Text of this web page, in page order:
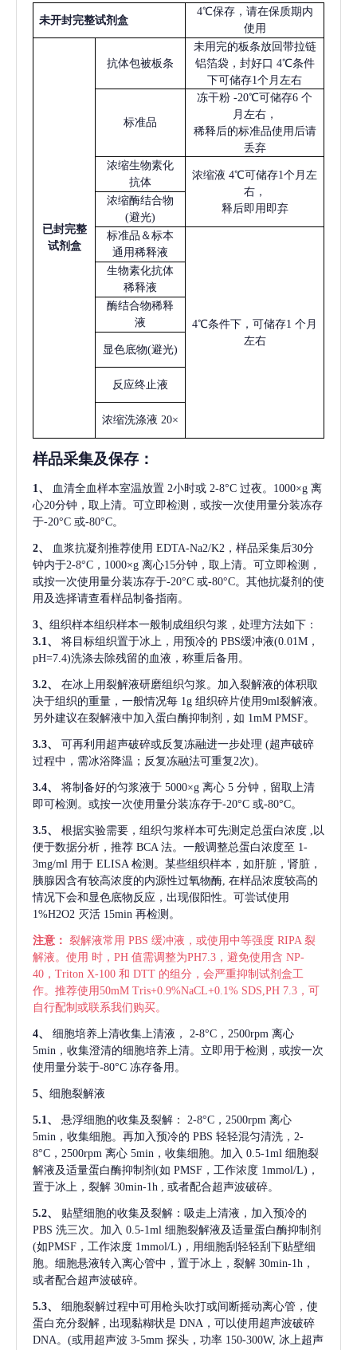
未开封完整试剂盒
4℃保存，请在保质期内
使用
已封完整
试剂盒
抗体包被板条
未用完的板条放回带拉链
铝箔袋，封好口 4℃条件
下可储存1个月左右
标准品
冻干粉 -20℃可储存6 个
月左右，
稀释后的标准品使用后请
丢弃
浓缩生物素化
抗体
浓缩液 4℃可储存1个月左
右，
释后即用即弃
浓缩酶结合物
(避光)
标准品＆标本
通用稀释液
4℃条件下，可储存1 个月
左右
生物素化抗体
稀释液
酶结合物稀释
液
显色底物(避光)
反应终止液
浓缩洗涤液 20×
样品采集及保存 ：
1、 血清全血样本室温放置 2小时或 2-8°C 过夜。1000×g 离
心20分钟，取上清。可立即检测，或按一次使用量分装冻存
于-20°C 或-80°C。
2、 血浆抗凝剂推荐使用 EDTA-Na2/K2，样品采集后30分
钟内于2-8°C，1000×g 离心15分钟，取上清。可立即检测，
或按一次使用量分装冻存于-20°C 或-80°C。其他抗凝剂的使
用及选择请查看样品制备指南。
3、 组织样本组织样本一般制成组织匀浆，处理方法如下：
3.1、
将目标组织置于冰上，用预冷的 PBS缓冲液(0.01M，
pH=7.4)洗涤去除残留的血液，称重后备用。
3.2、
在冰上用裂解液研磨组织匀浆。加入裂解液的体积取
决于组织的重量，一般情况每 1g 组织碎片使用9ml裂解液。
另外建议在裂解液中加入蛋白酶抑制剂，如 1mM PMSF。
3.3、 可再利用超声破碎或反复冻融进一步处理 (超声破碎
过程中，需冰浴降温；反复冻融法可重复2次)。
3.4、 将制备好的匀浆液于 5000×g 离心 5 分钟，留取上清
即可检测。或按一次使用量分装冻存于-20°C 或-80°C。
3.5、 根据实验需要，组织匀浆样本可先测定总蛋白浓度 ,以
便于数据分析，推荐 BCA 法。一般调整总蛋白浓度至 1-
3mg/ml 用于 ELISA 检测。某些组织样本，如肝脏，肾脏，
胰腺因含有较高浓度的内源性过氧物酶, 在样品浓度较高的
情况下会和显色底物反应，出现假阳性。可尝试使用
1%H2O2 灭活 15min 再检测。
注意： 裂解液常用 PBS 缓冲液，或使用中等强度 RIPA 裂
解液。使用 时，PH 值需调整为PH7.3，避免使用含 NP-
40，Triton X-100 和 DTT 的组分，会严重抑制试剂盒工
作。推荐使用50mM Tris+0.9%NaCL+0.1% SDS,PH 7.3，可
自行配制或联系我们购买。
4、 细胞培养上清收集上清液，
2-8°C，2500rpm 离心
5min，收集澄清的细胞培养上清。立即用于检测，或按一次
使用量分装于-80°C 冻存备用。
5、 细胞裂解液
5.1、 悬浮细胞的收集及裂解：
2-8°C，2500rpm 离心
5min，收集细胞。再加入预冷的 PBS 轻轻混匀清洗，2-
8°C，2500rpm 离心 5min，收集细胞。加入 0.5-1ml 细胞裂
解液及适量蛋白酶抑制剂(如 PMSF，工作浓度 1mmol/L)，
置于冰上，裂解 30min-1h , 或者配合超声波破碎。
5.2、
贴壁细胞的收集及裂解：吸走上清液，加入预冷的
PBS 洗三次。加入 0.5-1ml 细胞裂解液及适量蛋白酶抑制剂
(如PMSF，工作浓度 1mmol/L)，用细胞刮轻轻刮下贴壁细
胞。细胞悬液转入离心管中，置于冰上，裂解 30min-1h，
或者配合超声波破碎。
5.3、
细胞裂解过程中可用枪头吹打或间断摇动离心管，使
蛋白充分裂解 , 出现黏糊状是 DNA，可以使用超声波破碎
DNA。(或用超声波 3-5mm 探头，功率 150-300W, 冰上超声